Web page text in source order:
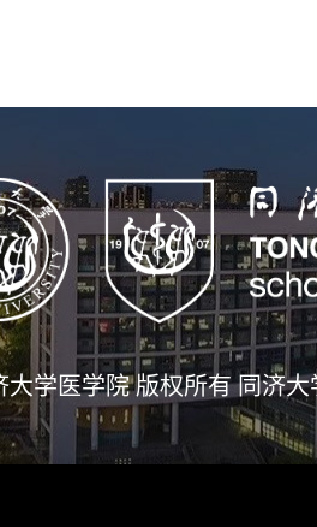
大学医学院 版权所有 同济